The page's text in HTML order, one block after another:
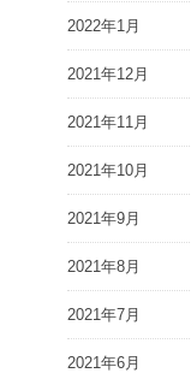
2022年1月
2021年12月
2021年11月
2021年10月
2021年9月
2021年8月
2021年7月
2021年6月